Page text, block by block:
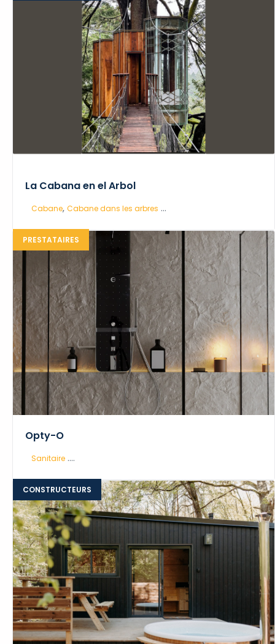
La Cabana en el Arbol
Cabane, Cabane dans les arbres ...
PRESTATAIRES
Opty-O
Sanitaire ....
CONSTRUCTEURS